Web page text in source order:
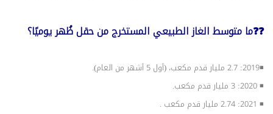
❓❓ما متوسط الغاز الطبيعي المستخرج من حقل ظُهر يوميًا؟
◾2019: 2.7 مليار قدم مكعب، (أول 5 أشهر من العام).
◾ 2020: 3 مليار قدم مكعب.
◾ 2021: 2.74 مليار قدم مكعب .